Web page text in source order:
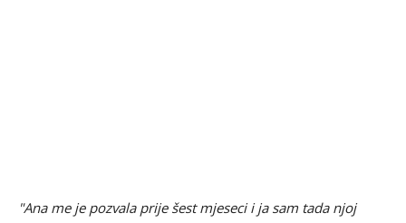
"Ana me je pozvala prije šest mjeseci i ja sam tada njoj